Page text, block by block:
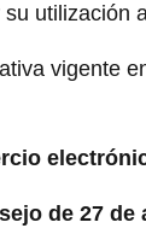
utilización
vigente
de 27